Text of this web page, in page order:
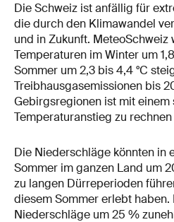
Die Schweiz ist anfällig für
die durch den Klimawandel
und in Zukunft. MeteoSchweiz
Temperaturen im Winter um
Sommer um 2,3 bis 4,4 °C
Treibhausgasemissionen bis
Gebirgsregionen ist mit einem
Temperaturanstieg zu
Die Niederschläge könnten in
Sommer im ganzen Land um
zu langen Dürreperioden
diesem Sommer erlebt
Niederschläge um 25 %